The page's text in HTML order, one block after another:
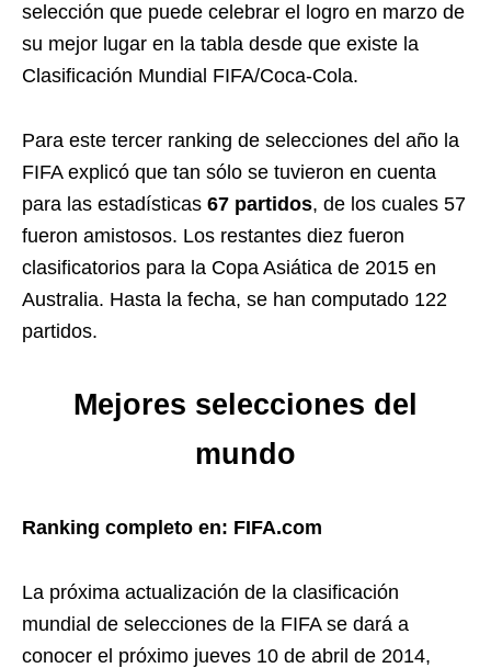
selección que puede celebrar el logro en marzo de
su mejor lugar en la tabla desde que existe la
Clasificación Mundial FIFA/Coca-Cola.
Para este tercer ranking de selecciones del año la
FIFA explicó que tan sólo se tuvieron en cuenta
para las estadísticas 67 partidos, de los cuales 57
fueron amistosos. Los restantes diez fueron
clasificatorios para la Copa Asiática de 2015 en
Australia. Hasta la fecha, se han computado 122
partidos.
Mejores selecciones del
mundo
Ranking completo en: FIFA.com
La próxima actualización de la clasificación
mundial de selecciones de la FIFA se dará a
conocer el próximo jueves 10 de abril de 2014,